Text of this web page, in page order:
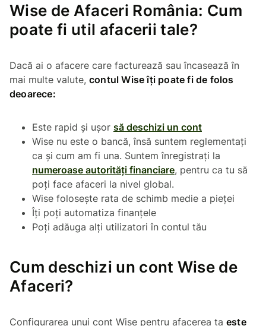
Wise de Afaceri România: Cum
poate fi util afacerii tale?
Dacă ai o afacere care facturează sau încasează în
mai multe valute, contul Wise îți poate fi de folos
deoarece:
Este rapid și ușor să deschizi un cont
Wise nu este o bancă, însă suntem reglementați
ca și cum am fi una. Suntem înregistrați la
numeroase autorități financiare, pentru ca tu să
poți face afaceri la nivel global.
Wise folosește rata de schimb medie a pieței
Îți poți automatiza finanțele
Poți adăuga alți utilizatori în contul tău
Cum deschizi un cont Wise de
Afaceri?
Configurarea unui cont Wise pentru afacerea ta este